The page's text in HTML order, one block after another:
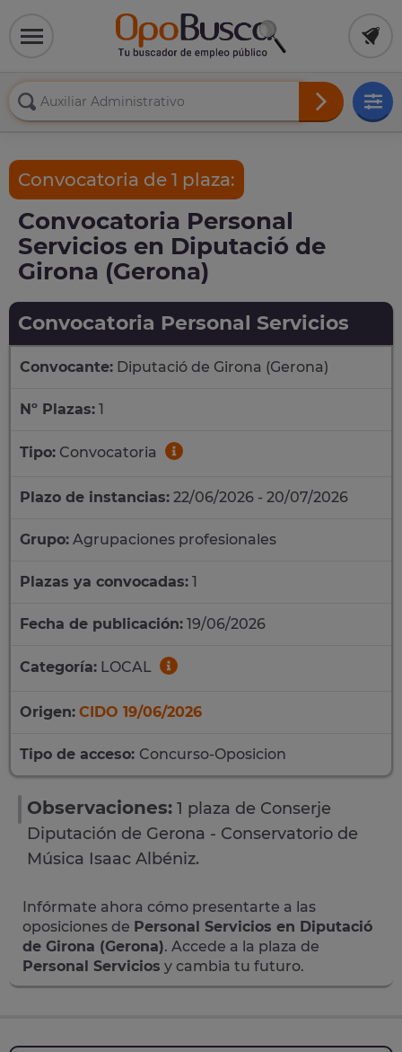
Convocatoria de 1 plaza:
Convocatoria Personal
Servicios en Diputació de
Girona (Gerona)
Convocatoria Personal Servicios
Convocante: Diputació de Girona (Gerona)
Nº Plazas: 1
Tipo: Convocatoria
Plazo de instancias: 22/06/2026 - 20/07/2026
Grupo: Agrupaciones profesionales
Plazas ya convocadas: 1
Fecha de publicación: 19/06/2026
Categoría: LOCAL
Origen: CIDO 19/06/2026
Tipo de acceso: Concurso-Oposicion
Observaciones: 1 plaza de Conserje
Diputación de Gerona - Conservatorio de
Música Isaac Albéniz.
Infórmate ahora cómo presentarte a las
oposiciones de Personal Servicios en Diputació
de Girona (Gerona). Accede a la plaza de
Personal Servicios y cambia tu futuro.